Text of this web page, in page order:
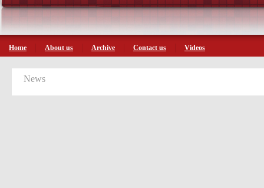
Home About us Archive Contact us Videos
News